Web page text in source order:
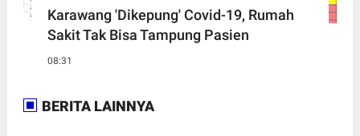
Karawang 'Dikepung' Covid-19, Rumah
Sakit Tak Bisa Tampung Pasien
08:31
BERITA LAINNYA